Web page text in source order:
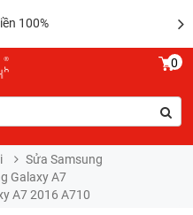
100%
0
Sửa Samsung
Galaxy A7
A7 2016 A710